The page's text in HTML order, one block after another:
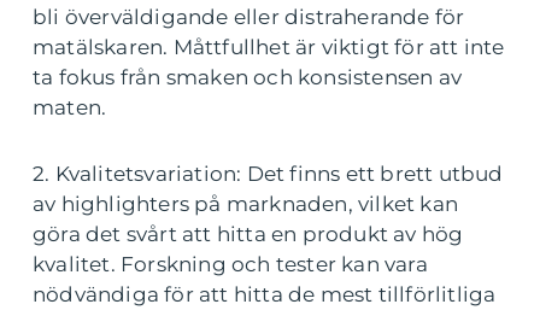
bli överväldigande eller distraherande för
matälskaren. Måttfullhet är viktigt för att inte
ta fokus från smaken och konsistensen av
maten.
2. Kvalitetsvariation: Det finns ett brett utbud
av highlighters på marknaden, vilket kan
göra det svårt att hitta en produkt av hög
kvalitet. Forskning och tester kan vara
nödvändiga för att hitta de mest tillförlitliga